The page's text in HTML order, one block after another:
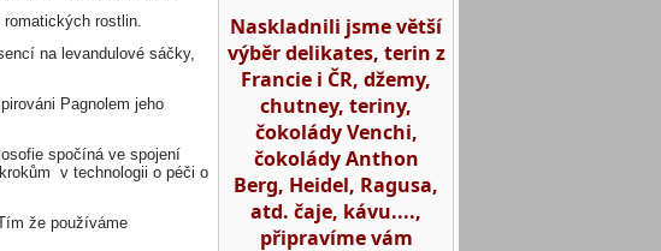
rostlin.
na levandulové sáčky,
Pagnolem jeho
spočíná ve spojení
v technologii o péči o
že používáme
Naskladnili jsme větší
výběr delikates, terin z
Francie i ČR, džemy,
chutney, teriny,
čokolády Venchi,
čokolády Anthon
Berg, Heidel, Ragusa,
atd. čaje, kávu....,
připravíme vám